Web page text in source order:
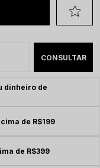
dinheiro de
de R$199
de R$399